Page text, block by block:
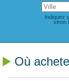
Indiquez
sinon
Où